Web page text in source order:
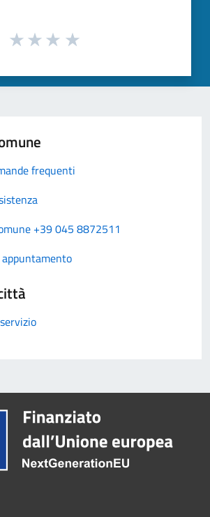
frequenti
+39 045 8872511